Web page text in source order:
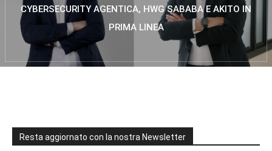
CYBERSECURITY AGENTICA, HWG SABABA E AKITO IN
PRIMA LINEA
Resta aggiornato con la nostra Newsletter